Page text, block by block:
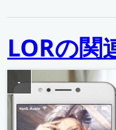
LORの関
-